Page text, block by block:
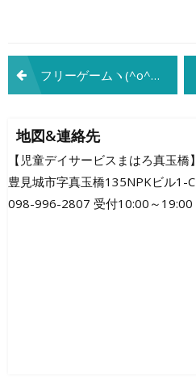
投
稿
ナ
ビ
ゲ
フリーゲームヽ(^o^)丿
地図&連絡先
【児童デイサービスまはろ真玉橋】
豊見城市字真玉橋135NPKビル1-C
098-996-2807 受付10:00～19:00